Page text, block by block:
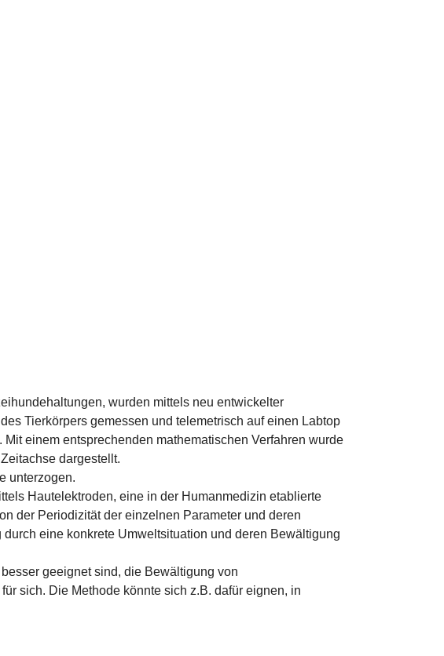
wurden mittels neu entwickelter
Tierkörpers gemessen und telemetrisch auf einen Labtop
einem entsprechenden mathematischen Verfahren wurde
dargestellt.
unterzogen.
Hautelektroden, eine in der Humanmedizin etablierte
der Periodizität der einzelnen Parameter und deren
eine konkrete Umweltsituation und deren Bewältigung
geeignet sind, die Bewältigung von
sich. Die Methode könnte sich z.B. dafür eignen, in